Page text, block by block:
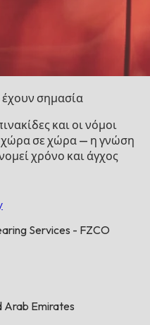
σημασία
και οι νόμοι
σε χώρα — η γνώση
χρόνο και άγχος
Services - FZCO
Arab Emirates